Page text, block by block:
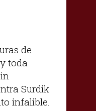
de
toda
Surdik
infalible.